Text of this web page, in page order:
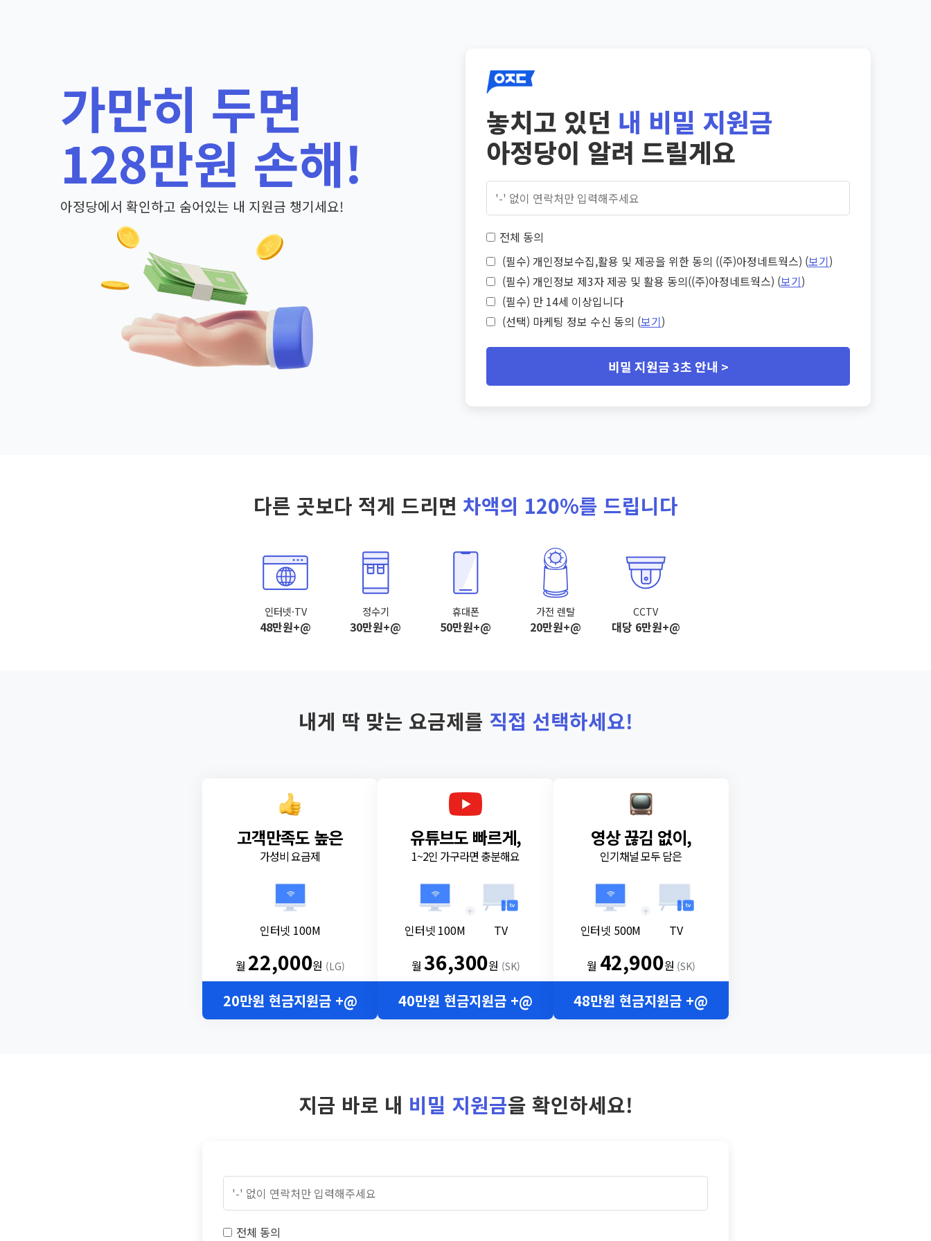
가만히 두면
128만원 손해!
아정당에서 확인하고 숨어있는 내 지원금 챙기세요!
놓치고 있던 내 비밀 지원금
아정당이 알려 드릴게요
전체 동의
(필수) 개인정보수집,활용 및 제공을 위한 동의 ((주)아정네트웍스) (보기)
(필수) 개인정보 제3자 제공 및 활용 동의((주)아정네트웍스) (보기)
(필수) 만 14세 이상입니다
(선택) 마케팅 정보 수신 동의 (보기)
비밀 지원금 3초 안내 >
다른 곳보다 적게 드리면 차액의 120%를 드립니다
인터넷·TV
48만원+@
정수기
30만원+@
휴대폰
50만원+@
가전 렌탈
20만원+@
CCTV
대당 6만원+@
내게 딱 맞는 요금제를 직접 선택하세요!
고객만족도 높은
가성비 요금제
인터넷 100M
월 22,000원 (LG)
20만원 현금지원금 +@
유튜브도 빠르게,
1~2인 가구라면 충분해요
인터넷 100M
+
TV
월36,300원 (SK)
40만원 현금지원금 +@
영상 끊김 없이,
인기채널 모두 담은
인터넷 500M
+
TV
월 42,900원 (SK)
48만원 현금지원금 +@
지금 바로 내 비밀 지원금을 확인하세요!
전체 동의